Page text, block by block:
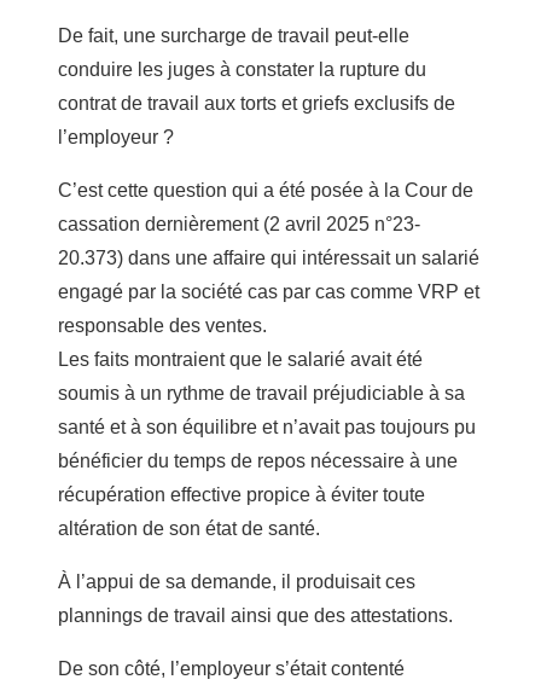
De fait, une surcharge de travail peut-elle
conduire les juges à constater la rupture du
contrat de travail aux torts et griefs exclusifs de
l’employeur ?
C’est cette question qui a été posée à la Cour de
cassation dernièrement (2 avril 2025 n°23-
20.373) dans une affaire qui intéressait un salarié
engagé par la société cas par cas comme VRP et
responsable des ventes.
Les faits montraient que le salarié avait été
soumis à un rythme de travail préjudiciable à sa
santé et à son équilibre et n’avait pas toujours pu
bénéficier du temps de repos nécessaire à une
récupération effective propice à éviter toute
altération de son état de santé.
À l’appui de sa demande, il produisait ces
plannings de travail ainsi que des attestations.
De son côté, l’employeur s’était contenté